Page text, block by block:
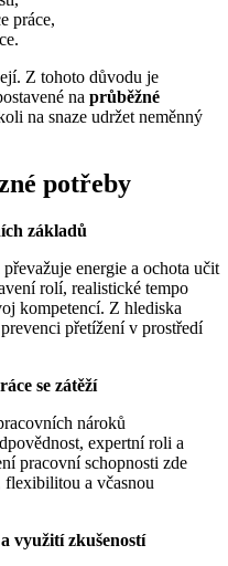
práce,
Z tohoto důvodu je
na průběžné
na snaze udržet neměnný
potřeby
základů
energie a ochota učit
rolí, realistické tempo
kompetencí. Z hlediska
přetížení v prostředí
se zátěží
nároků
expertní roli a
pracovní schopnosti zde
flexibilitou a včasnou
využití zkušeností